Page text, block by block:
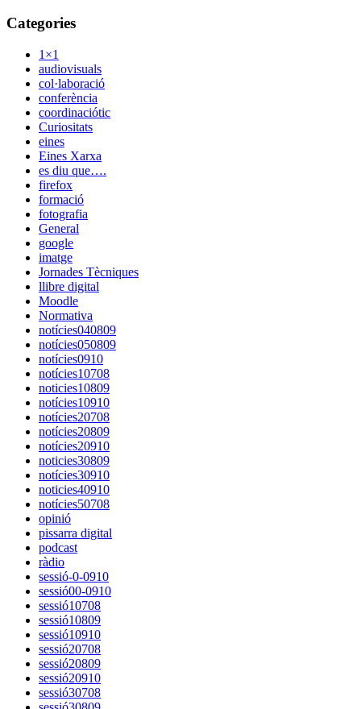
Categories
1×1
audiovisuals
col·laboració
conferència
coordinaciótic
Curiositats
eines
Eines Xarxa
es diu que….
firefox
formació
fotografia
General
google
imatge
Jornades Tècniques
llibre digital
Moodle
Normativa
notícies040809
notícies050809
notícies0910
notícies10708
noticies10809
notícies10910
notícies20708
notícies20809
notícies20910
noticies30809
notícies30910
noticies40910
notícies50708
opinió
pissarra digital
podcast
ràdio
sessió-0-0910
sessió00-0910
sessió10708
sessió10809
sessió10910
sessió20708
sessió20809
sessió20910
sessió30708